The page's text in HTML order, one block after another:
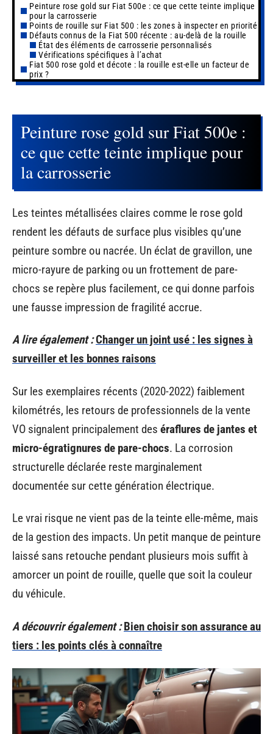
Peinture rose gold sur Fiat 500e : ce que cette teinte implique
pour la carrosserie
Points de rouille sur Fiat 500 : les zones à inspecter en priorité
Défauts connus de la Fiat 500 récente : au-delà de la rouille
État des éléments de carrosserie personnalisés
Vérifications spécifiques à l’achat
Fiat 500 rose gold et décote : la rouille est-elle un facteur de
prix ?
Peinture rose gold sur Fiat 500e :
ce que cette teinte implique pour
la carrosserie
Les teintes métallisées claires comme le rose gold
rendent les défauts de surface plus visibles qu’une
peinture sombre ou nacrée. Un éclat de gravillon, une
micro-rayure de parking ou un frottement de pare-
chocs se repère plus facilement, ce qui donne parfois
une fausse impression de fragilité accrue.
A lire également :Changer un joint usé : les signes à
surveiller et les bonnes raisons
Sur les exemplaires récents (2020-2022) faiblement
kilométrés, les retours de professionnels de la vente
VO signalent principalement des éraflures de jantes et
micro-égratignures de pare-chocs. La corrosion
structurelle déclarée reste marginalement
documentée sur cette génération électrique.
Le vrai risque ne vient pas de la teinte elle-même, mais
de la gestion des impacts. Un petit manque de peinture
laissé sans retouche pendant plusieurs mois suffit à
amorcer un point de rouille, quelle que soit la couleur
du véhicule.
A découvrir également : Bien choisir son assurance au
tiers : les points clés à connaître